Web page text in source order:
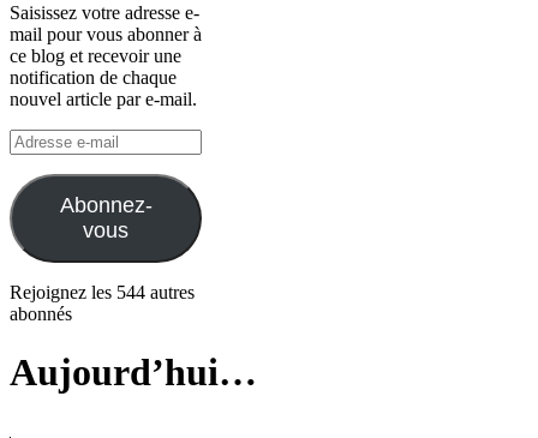
Saisissez votre adresse e-
mail pour vous abonner à
ce blog et recevoir une
notification de chaque
nouvel article par e-mail.
Adresse
e-
mail
Abonnez-
vous
Rejoignez les 544 autres
abonnés
Aujourd’hui…